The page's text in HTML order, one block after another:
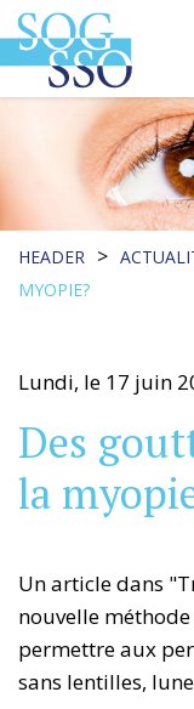
HEADER >
MYOPIE?
Lundi, le 17 juin
Des
la
Un article dans
nouvelle
permettre aux
sans lentilles,